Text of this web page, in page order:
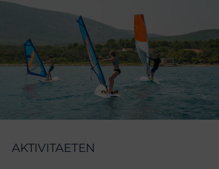
AKTIVITAETEN